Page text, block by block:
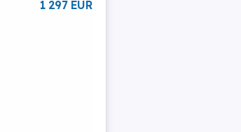
1 297 EUR